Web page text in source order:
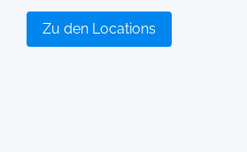
Zu den Locations